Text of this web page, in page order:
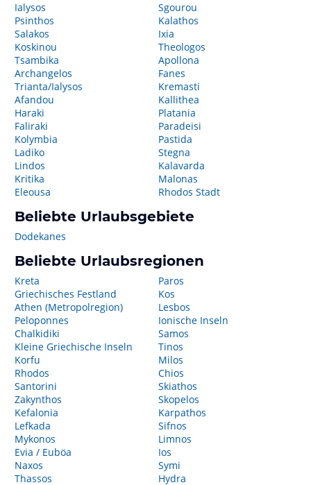
Ialysos
Psinthos
Salakos
Koskinou
Tsambika
Archangelos
Trianta/Ialysos
Afandou
Haraki
Faliraki
Kolymbia
Ladiko
Lindos
Kritika
Eleousa
Sgourou
Kalathos
Ixia
Theologos
Apollona
Fanes
Kremasti
Kallithea
Platania
Paradeisi
Pastida
Stegna
Kalavarda
Malonas
Rhodos Stadt
Beliebte Urlaubsgebiete
Dodekanes
Beliebte Urlaubsregionen
Kreta
Griechisches Festland
Athen (Metropolregion)
Peloponnes
Chalkidiki
Kleine Griechische Inseln
Korfu
Rhodos
Santorini
Zakynthos
Kefalonia
Lefkada
Mykonos
Evia / Euböa
Naxos
Thassos
Paros
Kos
Lesbos
Ionische Inseln
Samos
Tinos
Milos
Chios
Skiathos
Skopelos
Karpathos
Sifnos
Limnos
Ios
Symi
Hydra